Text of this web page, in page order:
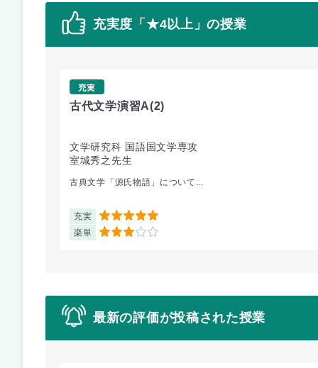
充実度「★4以上」の授業
充実
古代文学演習A(2)
文学研究科 国語国文学専攻
室城秀之先生
古典文学「源氏物語」について...
充実 5
楽単 3
最新の評価が投稿された授業